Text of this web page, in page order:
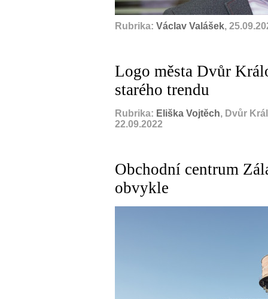
Rubrika: Václav Valášek,
Logo města Dvůr
starého trendu
Rubrika: Eliška Vojtěch, Dvůr
22.09.2022
Obchodní centrum
obvykle